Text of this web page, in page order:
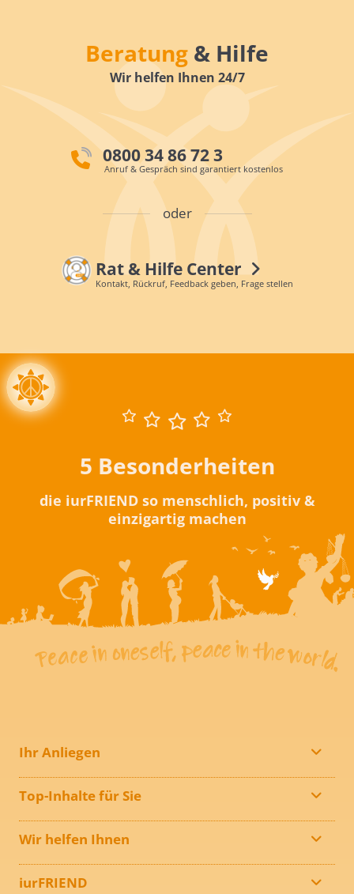
Beratung & Hilfe
Wir helfen Ihnen 24/7
0800 34 86 72 3
Anruf & Gespräch sind garantiert kostenlos
oder
Rat & Hilfe Center
Kontakt, Rückruf, Feedback geben, Frage stellen
5 Besonderheiten
die iurFRIEND so menschlich, positiv &
einzigartig machen
Ihr Anliegen
Top-Inhalte für Sie
Wir helfen Ihnen
iurFRIEND